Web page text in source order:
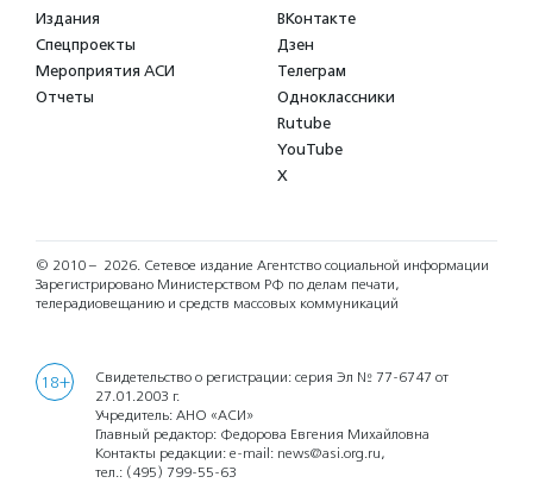
Издания
Спецпроекты
Мероприятия АСИ
Отчеты
ВКонтакте
Дзен
Телеграм
Одноклассники
Rutube
YouTube
X
© 2010 – 2026. Сетевое издание Агентство социальной информации
Зарегистрировано Министерством РФ по делам печати,
телерадиовещанию и средств массовых коммуникаций
18+
Свидетельство о регистрации: серия Эл № 77-6747 от
27.01.2003 г.
Учредитель: АНО «АСИ»
Главный редактор: Федорова Евгения Михайловна
Контакты редакции: e-mail: news@asi.org.ru,
тел.: (495) 799-55-63